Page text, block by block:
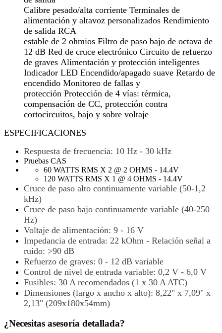
Calibre pesado/alta corriente Terminales de
alimentación y altavoz personalizados Rendimiento
de salida RCA
estable de 2 ohmios Filtro de paso bajo de octava de
12 dB Red de cruce electrónico Circuito de refuerzo
de graves Alimentación y protección inteligentes
Indicador LED Encendido/apagado suave Retardo de
encendido Monitoreo de fallas y
protección Protección de 4 vías: térmica,
compensación de CC, protección contra
cortocircuitos, bajo y sobre voltaje
ESPECIFICACIONES
Respuesta de frecuencia: 10 Hz - 30 kHz
Pruebas CAS
60 WATTS RMS X 2 @ 2 OHMS - 14.4V
120 WATTS RMS X 1 @ 4 OHMS - 14.4V
Cruce de paso alto continuamente variable (50-1,2
kHz)
Cruce de paso bajo continuamente variable (40-250
Hz)
Voltaje de alimentación: 9 - 16 V
Impedancia de entrada: 22 kOhm - Relación señal a
ruido: >90 dB
Refuerzo de graves: 0 - 12 dB variable
Control de nivel de entrada variable: 0,2 V - 6,0 V
Fusibles: 30 A recomendados (1 x 30 A ATC)
Dimensiones (largo x ancho x alto): 8,22" x 7,09" x
2,13" (209x180x54mm)
¿Necesitas asesoría detallada?